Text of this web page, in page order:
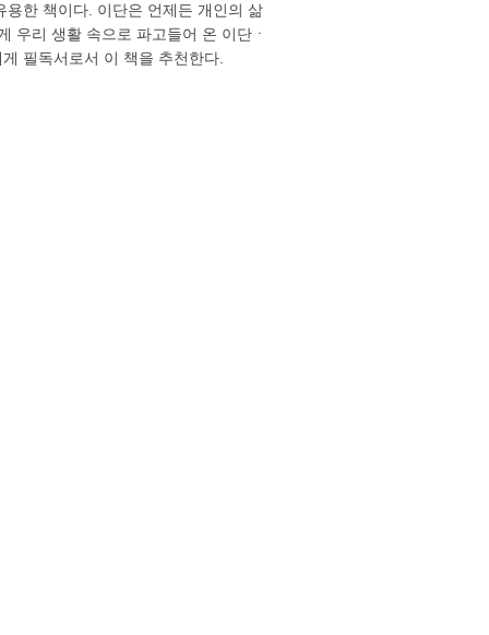
한 책이다. 이단은 언제든 개인의 삶
우리 생활 속으로 파고들어 온 이단ㆍ
필독서로서 이 책을 추천한다.